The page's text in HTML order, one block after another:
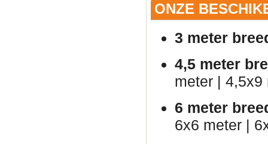
ONZE
3 meter
4,5 meter
meter | 4,5x9
6 meter
6x6 meter |